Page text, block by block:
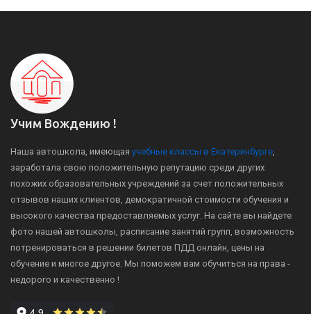
Учим Вождению !
Наша автошкола, имеющая учебные классы в Екатеринбурге,
заработала свою положительную репутацию среди других
похожих образовательных учреждений за счет положительных
отзывов наших клиентов, демократичной стоимости обучения и
высокого качества предоставляемых услуг. На сайте вы найдете
фото нашей автошколы, расписание занятий групп, возможность
потренироваться в решении билетов ПДД онлайн, цены на
обучение и многое другое. Мы поможем вам обучиться на права -
недорого и качественно !